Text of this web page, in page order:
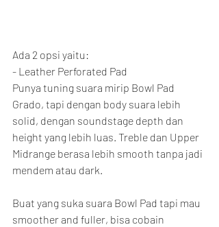
Ada 2 opsi yaitu:
- Leather Perforated Pad
Punya tuning suara mirip Bowl Pad
Grado, tapi dengan body suara lebih
solid, dengan soundstage depth dan
height yang lebih luas. Treble dan Upper
Midrange berasa lebih smooth tanpa jadi
mendem atau dark.
Buat yang suka suara Bowl Pad tapi mau
smoother and fuller, bisa cobain